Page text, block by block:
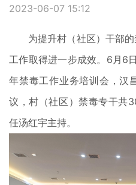
2023-06-07 15:12
为提升村（社区）干部的
工作取得进一步成效。6月6
年禁毒工作业务培训会，汉
议，村（社区）禁毒专干共
任汤红宇主持。